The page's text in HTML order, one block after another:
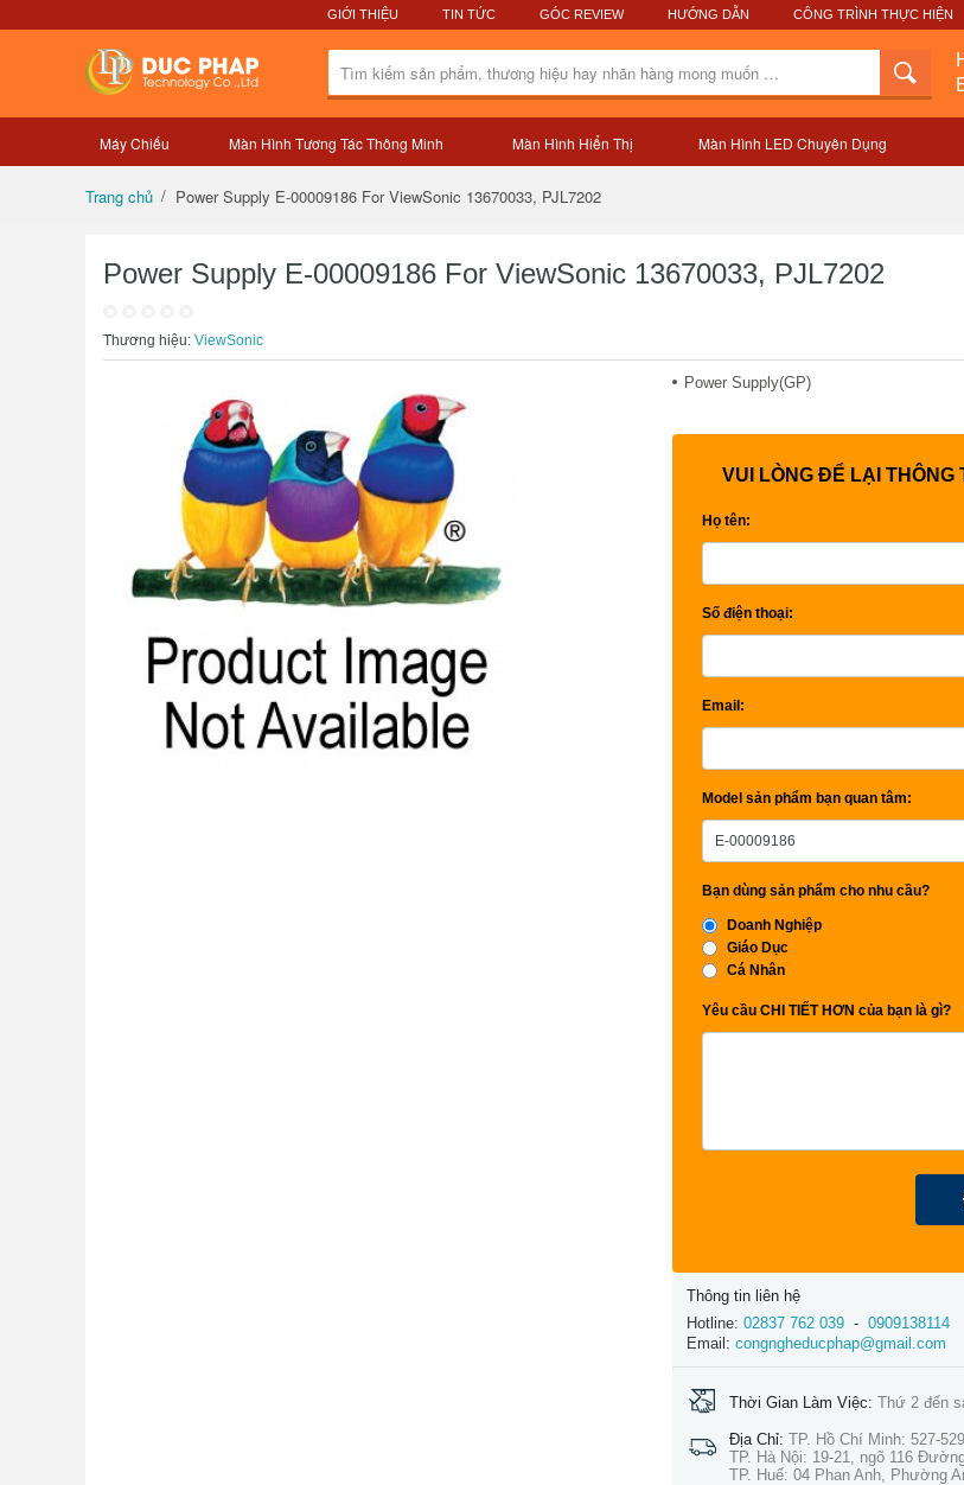
GIỚI THIỆU TIN TỨC GÓC REVIEW HƯỚNG DẪN CÔNG TRÌNH THỰC HIỆN
Tổng quan sản phẩm Mô tả sản phẩm
Máy Chiếu Màn Hình Tương Tác Thông Minh Màn Hình Hiển Thị Màn Hình LED Chuyên Dụng
Trang chủ Power Supply E-00009186 For ViewSonic 13670033, PJL7202
Power Supply E-00009186 For ViewSonic 13670033, PJL7202
Thương hiệu: ViewSonic
Power Supply(GP)
VUI LÒNG ĐỂ LẠI THÔNG
Họ tên:
Số điện thoại:
Email:
Model sản phẩm bạn quan tâm:
Bạn dùng sản phẩm cho nhu cầu?
Doanh Nghiệp
Giáo Dục
Cá Nhân
Yêu cầu CHI TIẾT HƠN của bạn là gì?
Thông tin liên hệ
Hotline: 02837 762 039 - 0909138114
Email: congngheducphap@gmail.com
Thời Gian Làm Việc: Thứ 2 đến
Địa Chỉ: TP. Hồ Chí Minh: 527-
TP. Hà Nội: 19-21, ngõ 116
TP. Huế: 04 Phan Anh, Phường